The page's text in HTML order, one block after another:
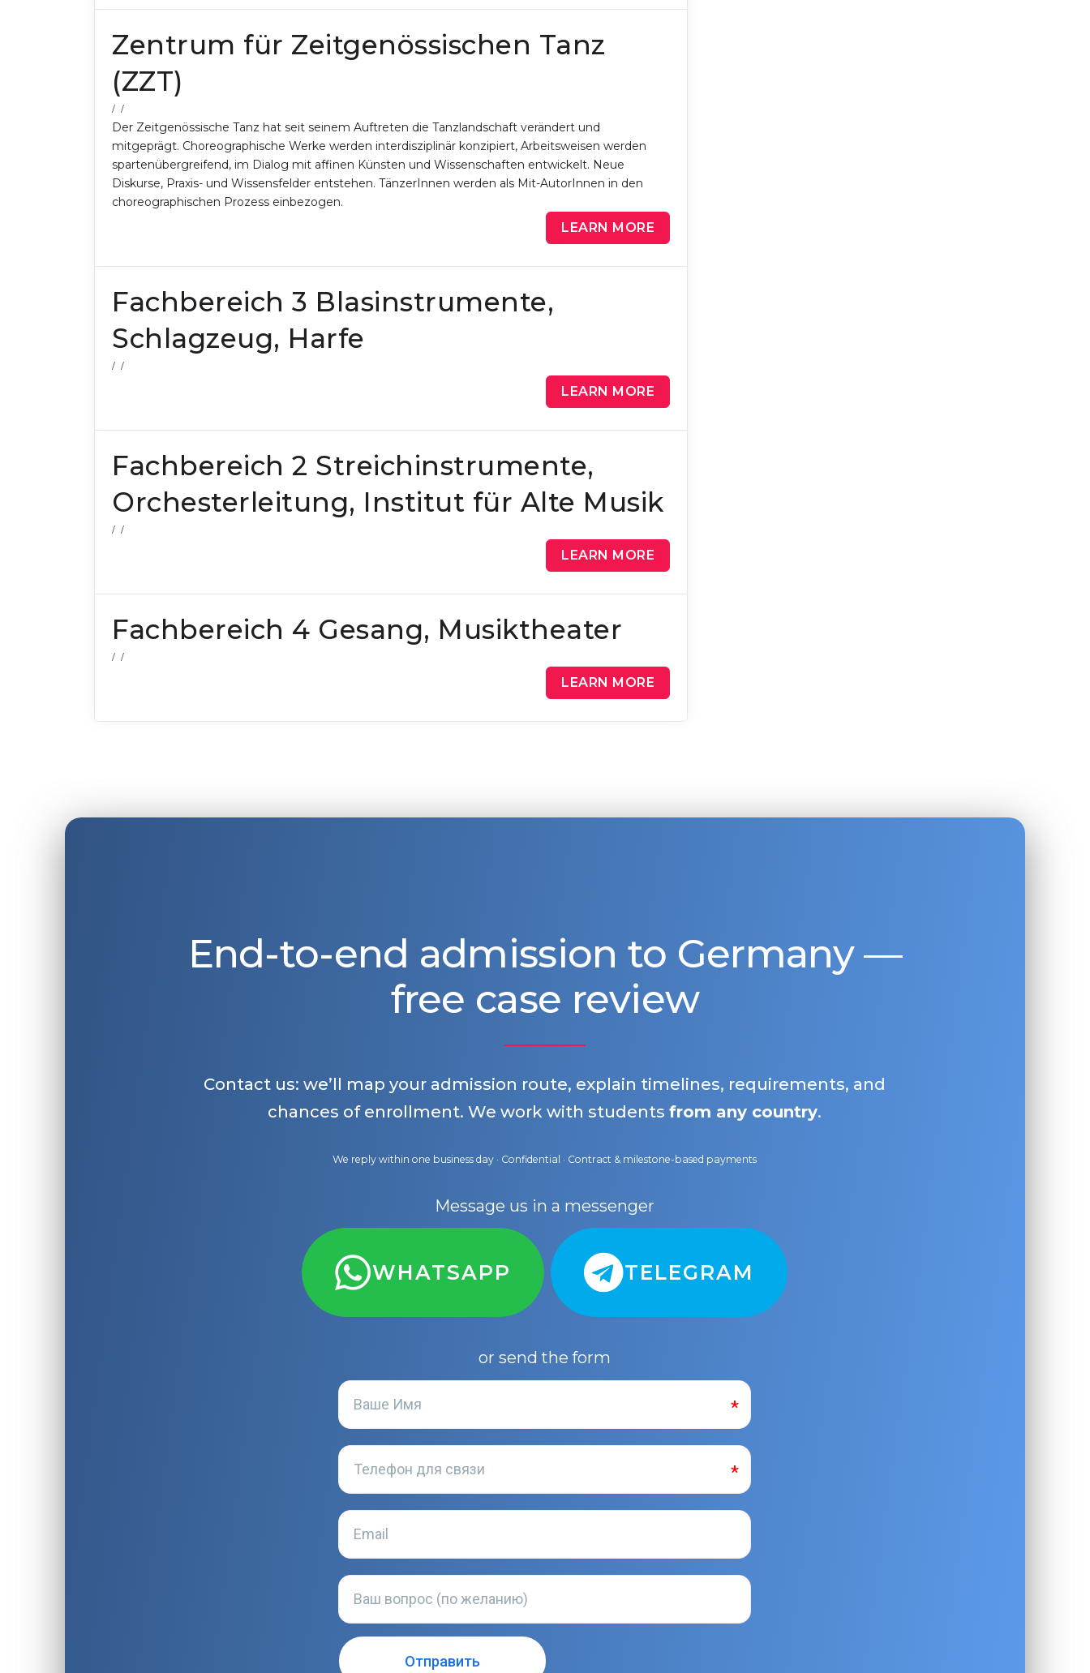
Zentrum für Zeitgenössischen Tanz
(ZZT)
/ /
Der Zeitgenössische Tanz hat seit seinem Auftreten die Tanzlandschaft verändert und
mitgeprägt. Choreographische Werke werden interdisziplinär konzipiert, Arbeitsweisen werden
spartenübergreifend, im Dialog mit affinen Künsten und Wissenschaften entwickelt. Neue
Diskurse, Praxis- und Wissensfelder entstehen. TänzerInnen werden als Mit-AutorInnen in den
choreographischen Prozess einbezogen.
LEARN MORE
Fachbereich 3 Blasinstrumente,
Schlagzeug, Harfe
/ /
LEARN MORE
Fachbereich 2 Streichinstrumente,
Orchesterleitung, Institut für Alte Musik
/ /
LEARN MORE
Fachbereich 4 Gesang, Musiktheater
/ /
LEARN MORE
End-to-end admission to Germany —
free case review
Contact us: we’ll map your admission route, explain timelines, requirements, and
chances of enrollment. We work with studentsfrom any country.
We reply within one business day · Confidential · Contract & milestone-based payments
Message us in a messenger
WHATSAPP TELEGRAM
or send the form